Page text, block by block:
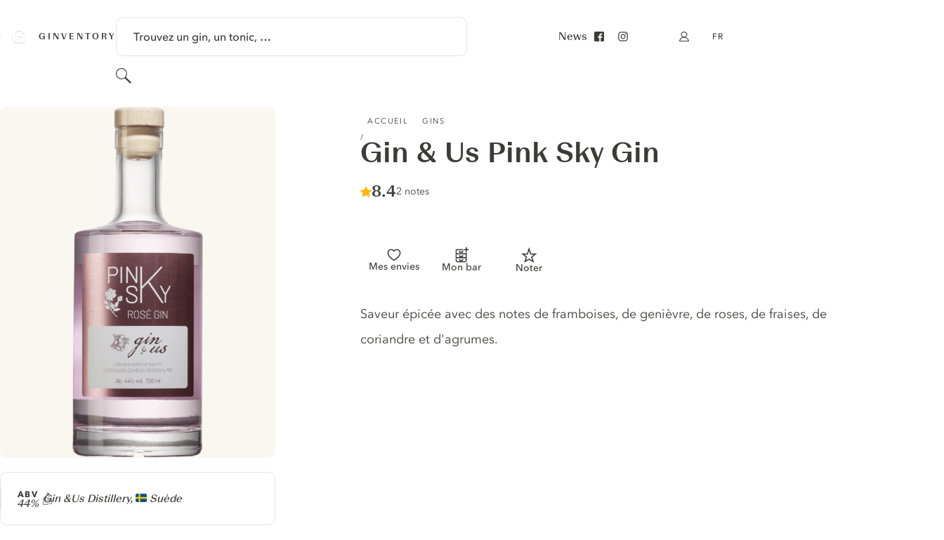
GINVENTORY Trouvez un gin, un tonic, …
Rechercher
News Mon compte
FR
ACCUEIL GINS
Gin & Us Pink Sky Gin
Score :
8.4/ 10
2 notes
Mes envies Mon bar Noter
Producteur
Gin &Us Distillery, Suède
ABV
44%
Description du gin
Saveur épicée avec des notes de framboises, de genièvre, de roses, de fraises, de
coriandre et d'agrumes.